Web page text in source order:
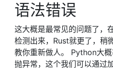
语法错误
这大概是最常见的问题了，
检测出来，Rust就更了，稍
教你重新做人。 Python大
抛异常，这个我们可以通过